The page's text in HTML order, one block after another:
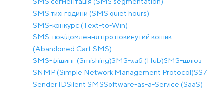
SMS тихі години (SMS quiet hours)
SMS-конкурс (Text-to-Win)
SMS-повідомлення про покинутий кошик
(Abandoned Cart SMS)
SMS-фішинг (Smishing)SMS-хаб (Hub)SMS-шлюз
SNMP (Simple Network Management Protocol)SS7
Sender IDSilent SMSSoftware-as-a-Service (SaaS)